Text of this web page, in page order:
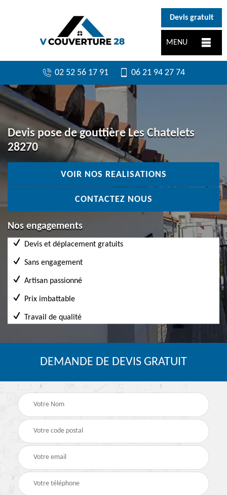
Devis gratuit
MENU
02 52 56 17 91 06 21 94 27 74
Devis pose de gouttière Les Chatelets
28270
VOIR NOS REALISATIONS
CONTACTEZ NOUS
Nos engagements
Devis et déplacement gratuits
Sans engagement
Artisan passionné
Prix imbattable
Travail de qualité
DEMANDE DE DEVIS GRATUIT